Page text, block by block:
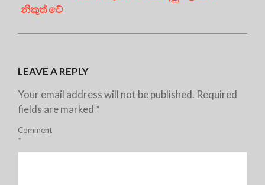
නිකුත් වේ
LEAVE A REPLY
Your email address will not be published. Required
fields are marked *
Comment
*